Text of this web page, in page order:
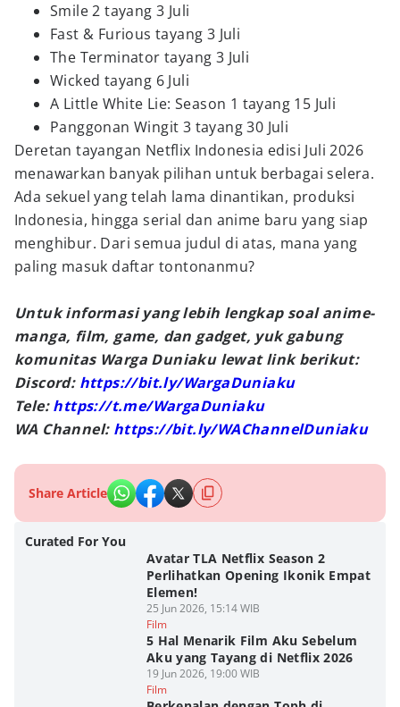
Smile 2 tayang 3 Juli
Fast & Furious tayang 3 Juli
The Terminator tayang 3 Juli
Wicked tayang 6 Juli
A Little White Lie: Season 1 tayang 15 Juli
Panggonan Wingit 3 tayang 30 Juli
Deretan tayangan Netflix Indonesia edisi Juli 2026
menawarkan banyak pilihan untuk berbagai selera.
Ada sekuel yang telah lama dinantikan, produksi
Indonesia, hingga serial dan anime baru yang siap
menghibur. Dari semua judul di atas, mana yang
paling masuk daftar tontonanmu?
Untuk informasi yang lebih lengkap soal anime-
manga, film, game, dan gadget, yuk gabung
komunitas Warga Duniaku lewat link berikut:
Discord: https://bit.ly/WargaDuniaku
Tele:https://t.me/WargaDuniaku
WA Channel: https://bit.ly/WAChannelDuniaku
Share Article
Curated For You
Avatar TLA Netflix Season 2
Perlihatkan Opening Ikonik Empat
Elemen!
25 Jun 2026, 15:14 WIB
Film
5 Hal Menarik Film Aku Sebelum
Aku yang Tayang di Netflix 2026
19 Jun 2026, 19:00 WIB
Film